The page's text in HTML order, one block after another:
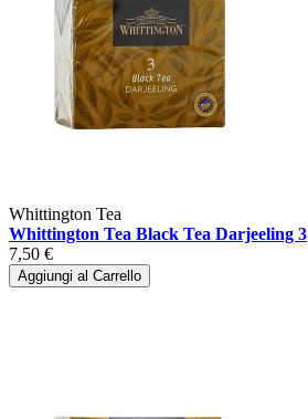
Whittington Tea
Whittington Tea Black Tea Darjeeling 3
7,50 €
Aggiungi al Carrello